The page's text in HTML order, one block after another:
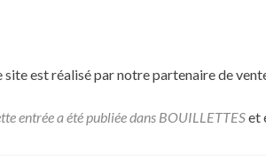
site est réalisé par notre partenaire de
entrée a été publiée dans BOUILLETTESet